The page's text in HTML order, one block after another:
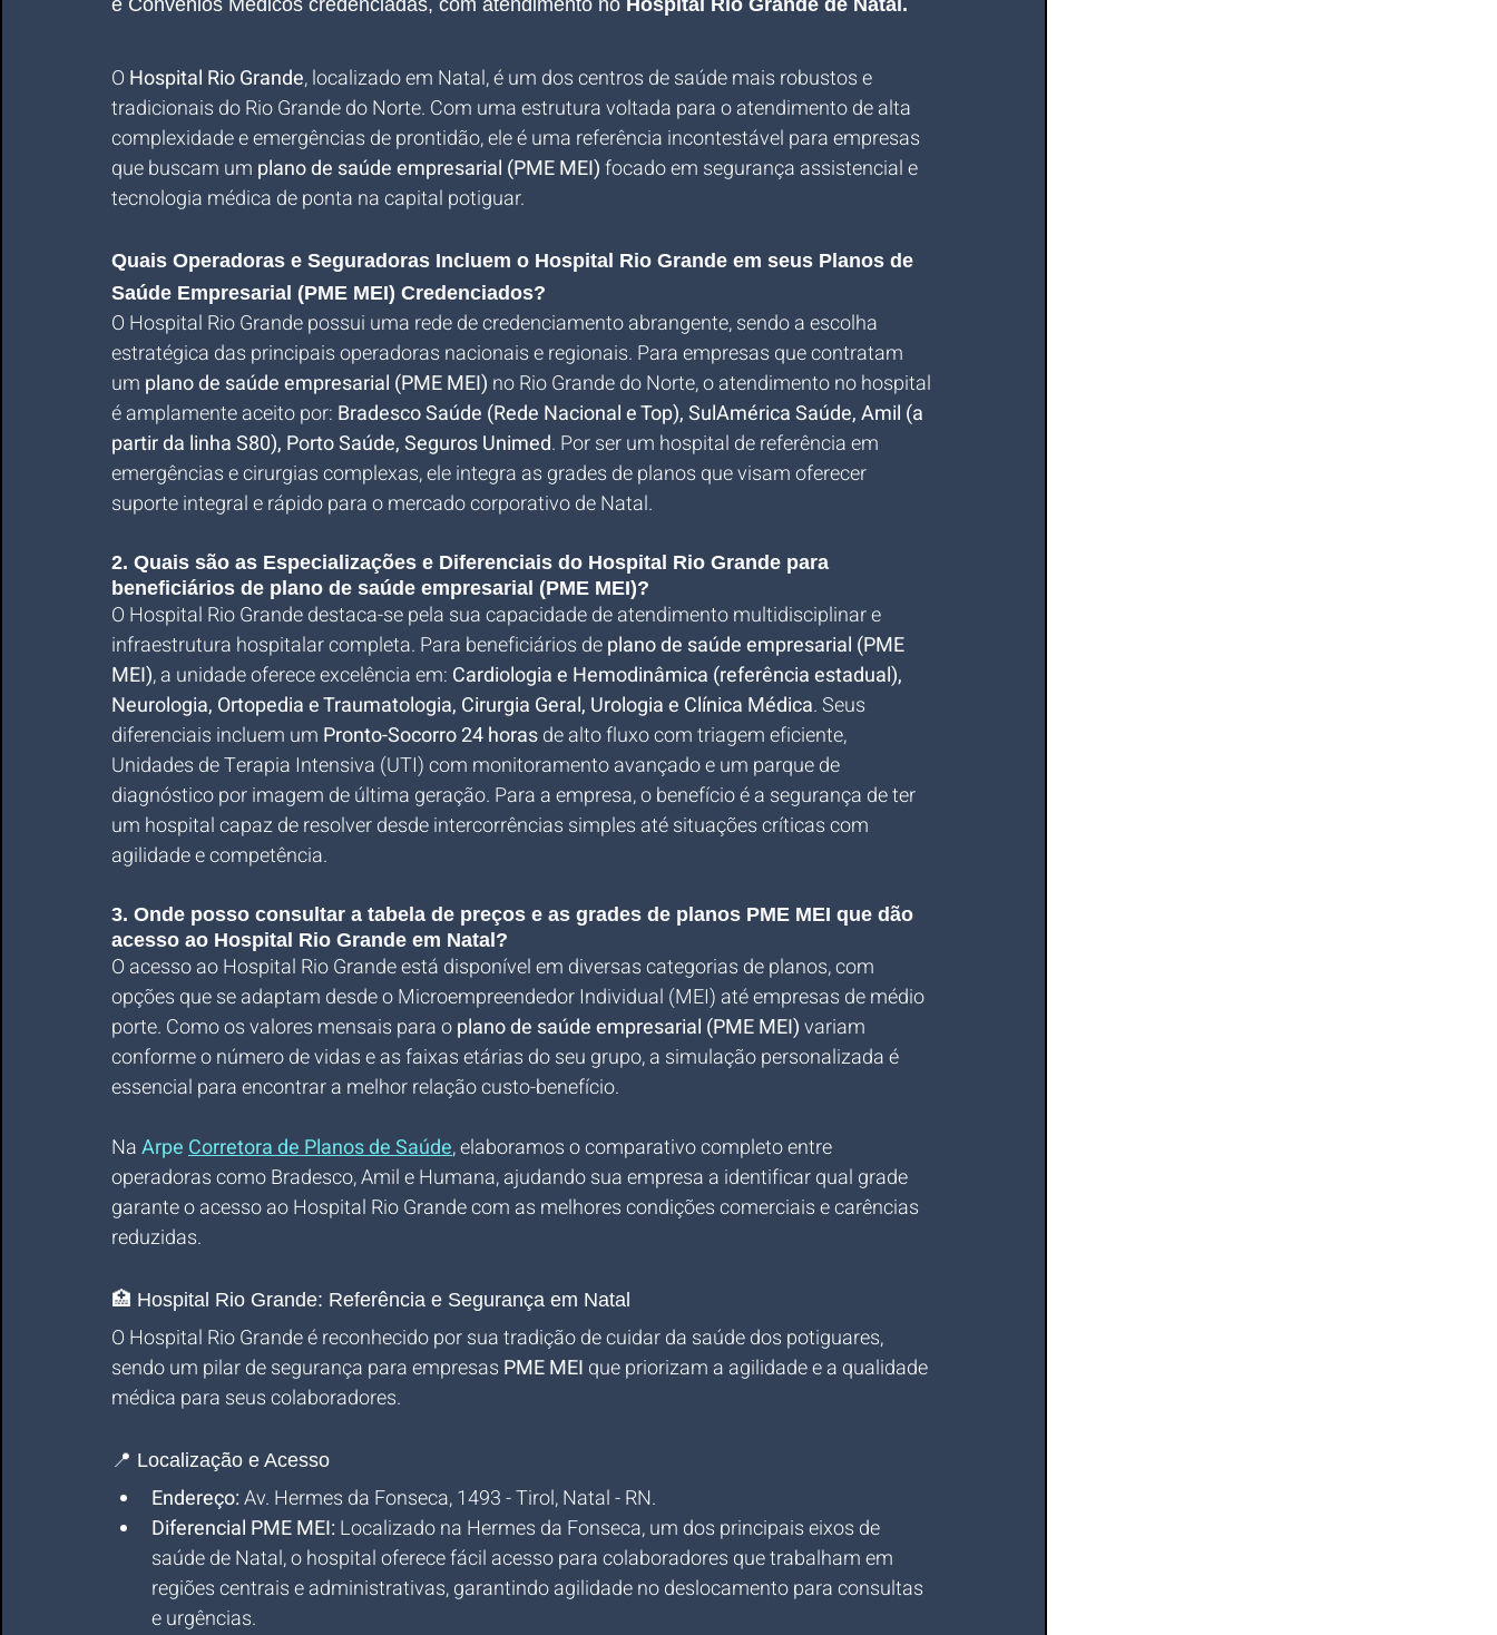
e Convênios Médicos credenciadas, com atendimento no Hospital Rio Grande de Natal .
O Hospital Rio Grande, localizado em Natal, é um dos centros de saúde mais robustos e
tradicionais do Rio Grande do Norte. Com uma estrutura voltada para o atendimento de alta
complexidade e emergências de prontidão, ele é uma referência incontestável para empresas
que buscam um plano de saúde empresarial (PME MEI) focado em segurança assistencial e
tecnologia médica de ponta na capital potiguar.
Quais Operadoras e Seguradoras Incluem o Hospital Rio Grande em seus Planos de
Saúde Empresarial (PME MEI) Credenciados?
O Hospital Rio Grande possui uma rede de credenciamento abrangente, sendo a escolha
estratégica das principais operadoras nacionais e regionais. Para empresas que contratam
um plano de saúde empresarial (PME MEI) no Rio Grande do Norte, o atendimento no hospital
é amplamente aceito por: Bradesco Saúde (Rede Nacional e Top), SulAmérica Saúde, Amil (a
partir da linha S80), Porto Saúde, Seguros Unimed. Por ser um hospital de referência em
emergências e cirurgias complexas, ele integra as grades de planos que visam oferecer
suporte integral e rápido para o mercado corporativo de Natal.
2. Quais são as Especializações e Diferenciais do Hospital Rio Grande para
beneficiários de plano de saúde empresarial (PME MEI)?
O Hospital Rio Grande destaca-se pela sua capacidade de atendimento multidisciplinar e
infraestrutura hospitalar completa. Para beneficiários de plano de saúde empresarial (PME
MEI), a unidade oferece excelência em: Cardiologia e Hemodinâmica (referência estadual),
Neurologia, Ortopedia e Traumatologia, Cirurgia Geral, Urologia e Clínica Médica. Seus
diferenciais incluem um Pronto-Socorro 24 horas de alto fluxo com triagem eficiente,
Unidades de Terapia Intensiva (UTI) com monitoramento avançado e um parque de
diagnóstico por imagem de última geração. Para a empresa, o benefício é a segurança de ter
um hospital capaz de resolver desde intercorrências simples até situações críticas com
agilidade e competência.
3. Onde posso consultar a tabela de preços e as grades de planos PME MEI que dão
acesso ao Hospital Rio Grande em Natal?
O acesso ao Hospital Rio Grande está disponível em diversas categorias de planos, com
opções que se adaptam desde o Microempreendedor Individual (MEI) até empresas de médio
porte. Como os valores mensais para o plano de saúde empresarial (PME MEI) variam
conforme o número de vidas e as faixas etárias do seu grupo, a simulação personalizada é
essencial para encontrar a melhor relação custo-benefício.
Na Arpe Corretora de Planos de Saúde, elaboramos o comparativo completo entre
operadoras como Bradesco, Amil e Humana, ajudando sua empresa a identificar qual grade
garante o acesso ao Hospital Rio Grande com as melhores condições comerciais e carências
reduzidas.
🏥 Hospital Rio Grande: Referência e Segurança em Natal
O Hospital Rio Grande é reconhecido por sua tradição de cuidar da saúde dos potiguares,
sendo um pilar de segurança para empresas PME MEI que priorizam a agilidade e a qualidade
médica para seus colaboradores.
📍 Localização e Acesso
Endereço: Av. Hermes da Fonseca, 1493 - Tirol, Natal - RN.
Diferencial PME MEI: Localizado na Hermes da Fonseca, um dos principais eixos de
saúde de Natal, o hospital oferece fácil acesso para colaboradores que trabalham em
regiões centrais e administrativas, garantindo agilidade no deslocamento para consultas
e urgências.